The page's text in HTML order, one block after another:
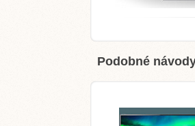
Podobné